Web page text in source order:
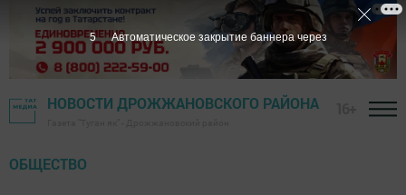
НОВОСТИ ДРОЖЖАНОВСКОГО РАЙОНА
ОБЩЕСТВО
4 Автоматическое закрытие баннера через